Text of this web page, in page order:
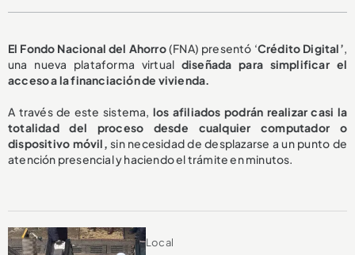
El Fondo Nacional del Ahorro(FNA) presentó ‘Crédito Digital’,
una nueva plataforma virtual diseñada para simplificar el
acceso a la financiación de vivienda.
A través de este sistema, los afiliados podrán realizar casi la
totalidad del proceso desde cualquier computador o
dispositivo móvil, sin necesidad de desplazarse a un punto de
atención presencial y haciendo el trámite en minutos.
Local